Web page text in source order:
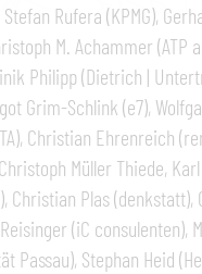
Stefan Rufera (KPMG),
M. Achammer (ATP
Philipp (Dietrich |
Grim-Schlink (e7),
Christian Ehrenreich
Christoph Müller Thiede,
Christian Plas (denkstatt),
(iC consulenten),
Passau), Stephan Heid